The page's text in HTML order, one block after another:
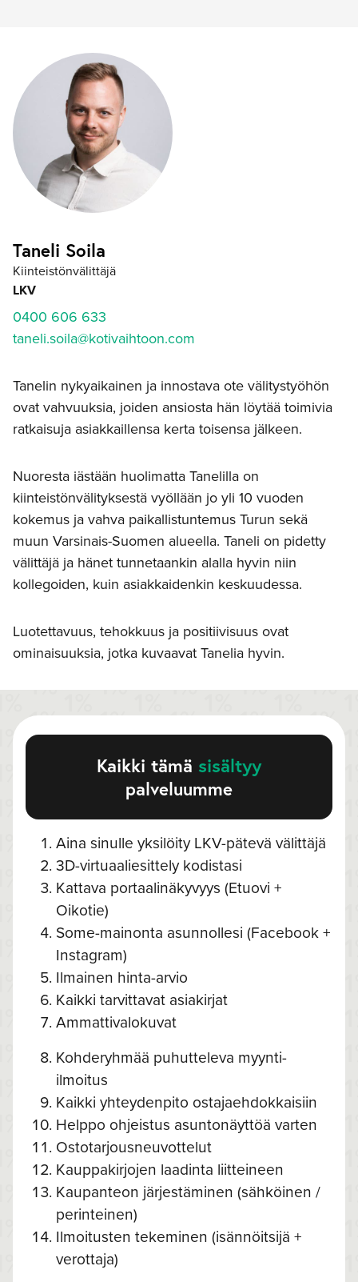
Taneli Soila
Kiinteistönvälittäjä
LKV
0400 606 633
taneli.soila@kotivaihtoon.com
Tanelin nykyaikainen ja innostava ote välitystyöhön
ovat vahvuuksia, joiden ansiosta hän löytää toimivia
ratkaisuja asiakkaillensa kerta toisensa jälkeen.
Nuoresta iästään huolimatta Tanelilla on
kiinteistönvälityksestä vyöllään jo yli 10 vuoden
kokemus ja vahva paikallistuntemus Turun sekä
muun Varsinais-Suomen alueella. Taneli on pidetty
välittäjä ja hänet tunnetaankin alalla hyvin niin
kollegoiden, kuin asiakkaidenkin keskuudessa.
Luotettavuus, tehokkuus ja positiivisuus ovat
ominaisuuksia, jotka kuvaavat Tanelia hyvin.
Kaikki tämä sisältyy
palveluumme
Aina sinulle yksilöity LKV-pätevä välittäjä
3D-virtuaaliesittely kodistasi
Kattava portaalinäkyvyys (Etuovi +
Oikotie)
Some-mainonta asunnollesi (Facebook +
Instagram)
Ilmainen hinta-arvio
Kaikki tarvittavat asiakirjat
Ammattivalokuvat
Kohderyhmää puhutteleva myynti-
ilmoitus
Kaikki yhteydenpito ostajaehdokkaisiin
Helppo ohjeistus asuntonäyttöä varten
Ostotarjousneuvottelut
Kauppakirjojen laadinta liitteineen
Kaupanteon järjestäminen (sähköinen /
perinteinen)
Ilmoitusten tekeminen (isännöitsijä +
verottaja)